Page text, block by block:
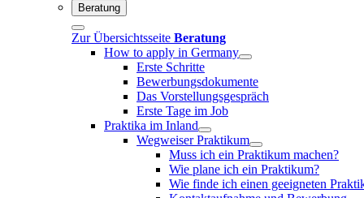
Beratung
Zur Übersichtsseite Beratung
How to apply in Germany
Erste Schritte
Bewerbungsdokumente
Das Vorstellungsgespräch
Erste Tage im Job
Praktika im Inland
Wegweiser Praktikum
Muss ich ein Praktikum machen?
Wie plane ich ein Praktikum?
Wie finde ich einen geeigneten